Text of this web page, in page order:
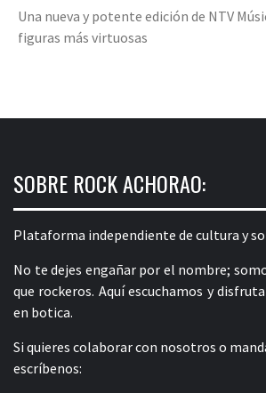
Una nueva y potente edición de NTV
figuras más virtuosas
SOBRE ROCK ACHORAO:
Plataforma independiente de cultura y
No te dejes engañar por el nombre;
que rockeros. Aquí escuchamos y
en botica.
Si quieres colaborar con nosotros o
escríbenos: